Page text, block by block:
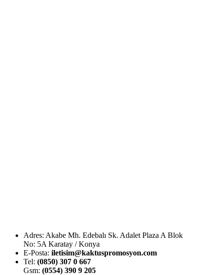
Adres: Akabe Mh. Edebalı Sk. Adalet Plaza A Blok
No: 5A Karatay / Konya
E-Posta: iletisim@kaktuspromosyon.com
Tel: (0850) 307 0 667
Gsm: (0554) 390 9 205